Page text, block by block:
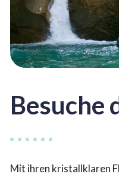
Besuche
Mit ihren kristallklaren